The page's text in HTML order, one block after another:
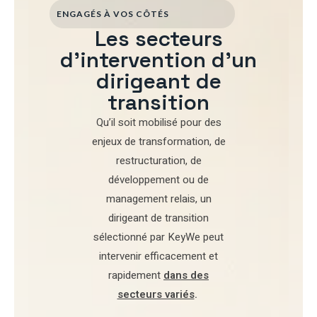
ENGAGÉS À VOS CÔTÉS
Les secteurs
d'intervention d'un
dirigeant de
transition
Qu’il soit mobilisé pourdes
enjeux de transformation, de
restructuration, de
développementou de
management relais, un
dirigeant de transition
sélectionné par KeyWe peut
intervenir efficacement et
rapidement dans des
secteurs variés.